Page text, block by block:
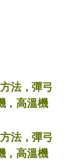
法，彈弓
，高溫機
法，彈弓
，高溫機